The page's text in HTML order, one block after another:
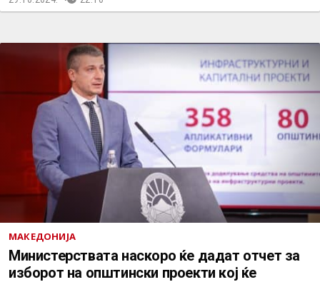
МАКЕДОНИЈА
Министерствата наскоро ќе дадат отчет за
изборот на општински проекти кој ќе